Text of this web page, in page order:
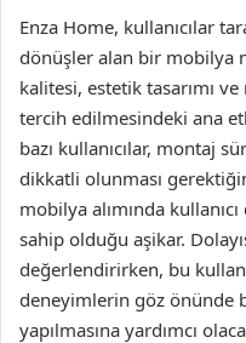
Enza Home, kullanıcılar
dönüşler alan bir mobilya
kalitesi, estetik tasarımı
tercih edilmesindeki ana
bazı kullanıcılar, montaj
dikkatli olunması
mobilya alımında
sahip olduğu aşikar.
değerlendirirken, bu
deneyimlerin göz önünde
yapılmasına yardımcı